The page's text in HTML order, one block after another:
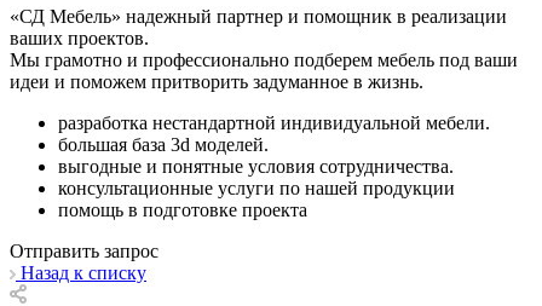
«СД Мебель» надежный партнер и помощник в реализации
ваших проектов.
Мы грамотно и профессионально подберем мебель под ваши
идеи и поможем притворить задуманное в жизнь.
разработка нестандартной индивидуальной мебели.
большая база 3d моделей.
выгодные и понятные условия сотрудничества.
консультационные услуги по нашей продукции
помощь в подготовке проекта
Отправить запрос
Назад к списку